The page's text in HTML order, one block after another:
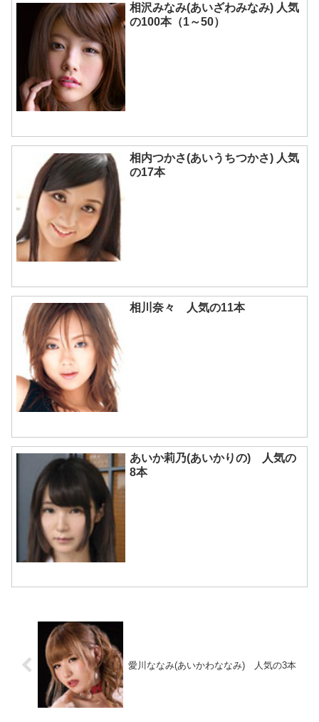
相沢みなみ(あいざわみなみ) 人気
の100本（1～50）
相内つかさ(あいうちつかさ) 人気
の17本
相川奈々 人気の11本
あいか莉乃(あいかりの) 人気の
8本
愛川ななみ(あいかわななみ) 人気の3本